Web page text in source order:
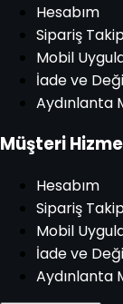
Hesabım
Sipariş
Mobil
İade ve
Aydınlanta
Müşteri
Hesabım
Sipariş
Mobil
İade ve
Aydınlanta